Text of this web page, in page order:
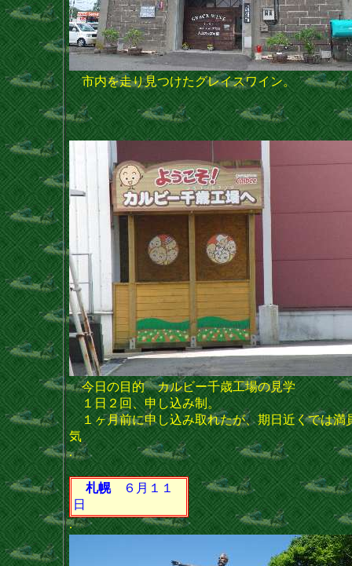
市内を走り見つけたグレイスワイン。
今日の目的 カルビー千歳工場の見学
１日２回、申し込み制。
１ヶ月前に申し込み取れたが、期日近くでは満
気
.
札幌
６月１１
日
.